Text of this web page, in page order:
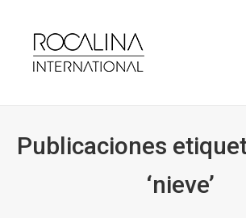
Publicaciones
‘nieve’